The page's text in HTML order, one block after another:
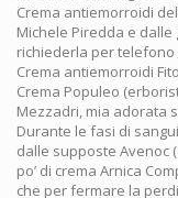
Crema antiemorroidi
Michele Piredda e
richiederla per telefono
Crema antiemorroidi
Crema Populeo
Mezzadri, mia adorata
Durante le fasi di
dalle supposte Avenoc
po’ di crema Arnica
che per fermare la